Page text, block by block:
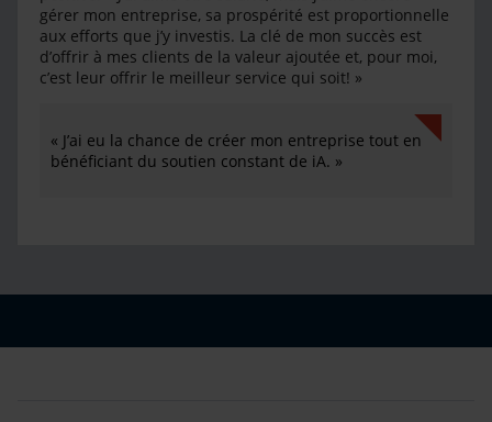
gérer mon entreprise, sa prospérité est proportionnelle
aux efforts que j’y investis. La clé de mon succès est
d’offrir à mes clients de la valeur ajoutée et, pour moi,
c’est leur offrir le meilleur service qui soit! »
« J’ai eu la chance de créer mon entreprise tout en
bénéficiant du soutien constant de iA. »